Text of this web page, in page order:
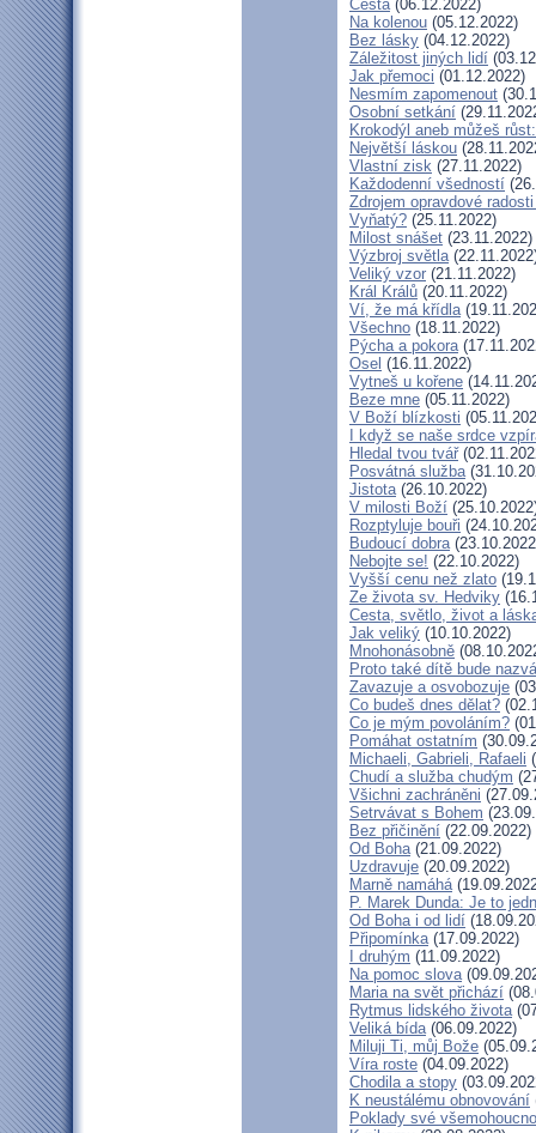
Cesta(06.12.2022)
Na kolenou (05.12.2022)
Bez lásky (04.12.2022)
Záležitost jiných lidí
Jak přemoci (01.12.2022)
Nesmím zapomenout
Osobní setkání
Krokodýl aneb můžeš
Největší láskou
Vlastní zisk (27.11.2022)
Každodenní všedností
Zdrojem opravdové
Vyňatý? (25.11.2022)
Milost snášet (23.11.2022)
Výzbroj světla
Veliký vzor (21.11.2022)
Král Králů (20.11.2022)
Ví, že má křídla
Všechno (18.11.2022)
Pýcha a pokora
Osel (16.11.2022)
Vytneš u kořene
Beze mne (05.11.2022)
V Boží blízkosti
I když se naše srdce
Hledal tvou tvář
Posvátná služba
Jistota(26.10.2022)
V milosti Boží
Rozptyluje bouři
Budoucí dobra
Nebojte se! (22.10.2022)
Vyšší cenu než zlato
Ze života sv. Hedviky
Cesta, světlo, život a
Jak veliký (10.10.2022)
Mnohonásobně
Proto také dítě bude
Zavazuje a osvobozuje
Co budeš dnes dělat?
Co je mým povoláním?
Pomáhat ostatním
Michaeli, Gabrieli, Rafaeli
Chudí a služba chudým
Všichni zachráněni
Setrvávat s Bohem
Bez přičinění (22.09.2022)
Od Boha(21.09.2022)
Uzdravuje (20.09.2022)
Marně namáhá
P. Marek Dunda: Je to
Od Boha i od lidí
Připomínka(17.09.2022)
I druhým (11.09.2022)
Na pomoc slova
Maria na svět přichází
Rytmus lidského života
Veliká bída(06.09.2022)
Miluji Ti, můj Bože
Víra roste (04.09.2022)
Chodila a stopy
K neustálému obnovování
Poklady své